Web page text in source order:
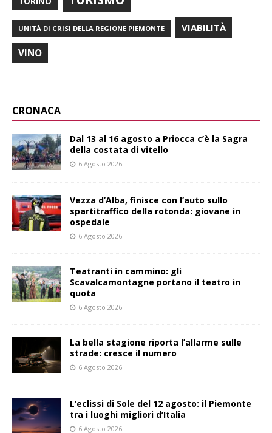
UNITÀ DI CRISI DELLA REGIONE PIEMONTE VIABILITÀ
VINO
CRONACA
Dal 13 al 16 agosto a Priocca c’è la Sagra
della costata di vitello
6 Agosto 2026
Vezza d’Alba, finisce con l’auto sullo
spartitraffico della rotonda: giovane in
ospedale
6 Agosto 2026
Teatranti in cammino: gli
Scavalcamontagne portano il teatro in
quota
6 Agosto 2026
La bella stagione riporta l’allarme sulle
strade: cresce il numero
6 Agosto 2026
L’eclissi di Sole del 12 agosto: il Piemonte
tra i luoghi migliori d’Italia
6 Agosto 2026